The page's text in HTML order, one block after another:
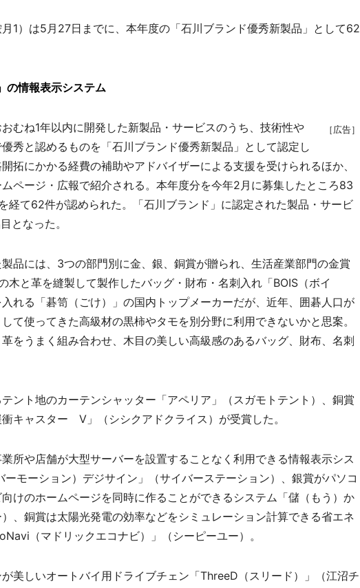
1）は5月27日までに、本年度の「石川ブランド優秀新製品」として62
の情報表示システム
［広告］
むね1年以内に開発した新製品・サービスのうち、技術性や
秀と認めるものを「石川ブランド優秀新製品」として認定し
拓にかかる経費の補助やアドバイザーによる支援を受けられるほか、
ページ・広報で紹介される。本年度分を今年2月に募集したところ83
経て62件が認められた。「石川ブランド」に認定された製品・サービ
となった。
品には、3つの部門別に金、銀、銅賞が贈られ、生活産業部門の金賞
木と革を縫製して製作したバッグ・財布・名刺入れ「BOIS（ボイ
れる「碁笥（ごけ）」の国内トップメーカーだが、近年、囲碁人口が
て使ってきた高級材の黒柿やタモを別分野に利用できないかと思案。
をうまく組み合わせ、木目の美しい高級感のあるバッグ、財布、名刺
ント地のカーテンシャッター「アペリア」（スガモトテント）、銅賞
キャスター V」（シシクアドクライス）が受賞した。
所や店舗が大型サーバーを設置することなく利用できる情報表示シス
ーモーション）デジサイン」（サイバーステーション）、銀賞がパソコ
けのホームページを同時に作ることができるシステム「儲（もう）か
、銅賞は太陽光発電の効率などをシミュレーション計算できる省エネ
（マドリックエコナビ）」（シーピーユー）。
美しいオートバイ用ドライブチェン「ThreeD（スリード）」（江沼チ